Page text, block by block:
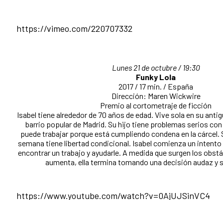
https://vimeo.com/220707332
Lunes 21 de octubre / 19:30
Funky Lola
2017 / 17 min. / España
Dirección: Maren Wickwire
Premio al cortometraje de ficción
Isabel tiene alrededor de 70 años de edad. Vive sola en su
barrio popular de Madrid. Su hijo tiene problemas serios con
puede trabajar porque está cumpliendo condena en la cárcel.
semana tiene libertad condicional. Isabel comienza un
encontrar un trabajo y ayudarle. A medida que surgen los
aumenta, ella termina tomando una decisión audaz y
https://www.youtube.com/watch?v=0AjUJSinVC4